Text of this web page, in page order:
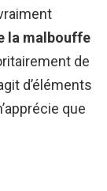
la malbouffe
de
d’éléments
que